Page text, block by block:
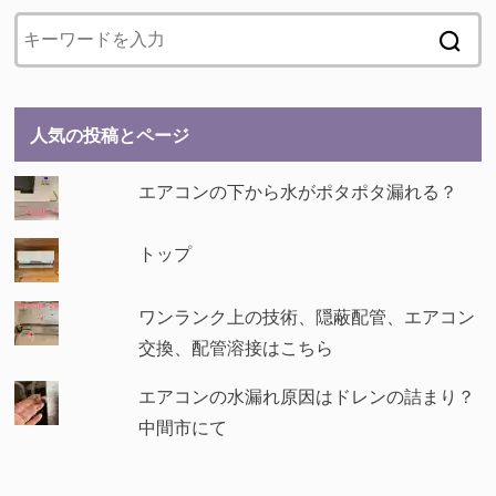
人気の投稿とページ
エアコンの下から水がポタポタ漏れる？
トップ
ワンランク上の技術、隠蔽配管、エアコン
交換、配管溶接はこちら
エアコンの水漏れ原因はドレンの詰まり？
中間市にて